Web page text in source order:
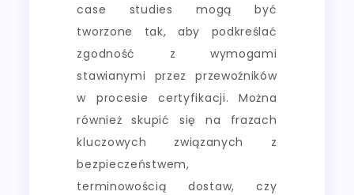
case studies mogą być
tworzone tak, aby podkreślać
zgodność z wymogami
stawianymi przez przewoźników
w procesie certyfikacji. Można
również skupić się na frazach
kluczowych związanych z
bezpieczeństwem,
terminowością dostaw, czy